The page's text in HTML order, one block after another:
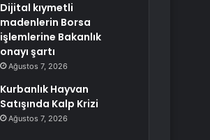
Dijital kıymetli
madenlerin Borsa
işlemlerine Bakanlık
onayı şartı
Ağustos 7, 2026
Kurbanlık Hayvan
Satışında Kalp Krizi
Ağustos 7, 2026